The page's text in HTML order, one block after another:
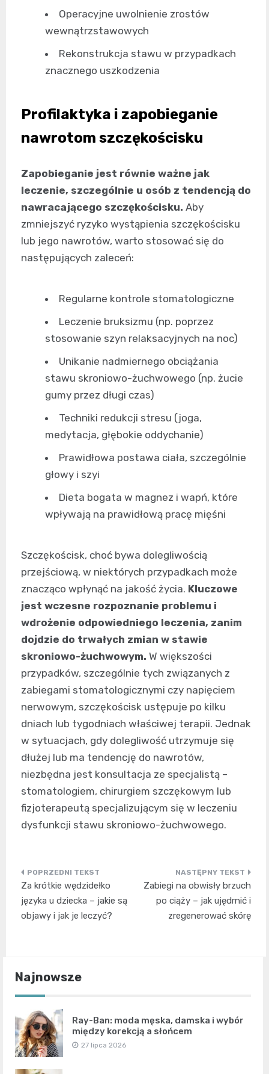
Operacyjne uwolnienie zrostów
wewnątrzstawowych
Rekonstrukcja stawu w przypadkach
znacznego uszkodzenia
Profilaktyka i zapobieganie
nawrotom szczękościsku
Zapobieganie jest równie ważne jak
leczenie, szczególnie u osób z tendencją do
nawracającego szczękościsku. Aby
zmniejszyć ryzyko wystąpienia szczękościsku
lub jego nawrotów, warto stosować się do
następujących zaleceń:
Regularne kontrole stomatologiczne
Leczenie bruksizmu (np. poprzez
stosowanie szyn relaksacyjnych na noc)
Unikanie nadmiernego obciążania
stawu skroniowo-żuchwowego (np. żucie
gumy przez długi czas)
Techniki redukcji stresu (joga,
medytacja, głębokie oddychanie)
Prawidłowa postawa ciała, szczególnie
głowy i szyi
Dieta bogata w magnez i wapń, które
wpływają na prawidłową pracę mięśni
Szczękościsk, choć bywa dolegliwością
przejściową, w niektórych przypadkach może
znacząco wpłynąć na jakość życia. Kluczowe
jest wczesne rozpoznanie problemu i
wdrożenie odpowiedniego leczenia, zanim
dojdzie do trwałych zmian w stawie
skroniowo-żuchwowym. W większości
przypadków, szczególnie tych związanych z
zabiegami stomatologicznymi czy napięciem
nerwowym, szczękościsk ustępuje po kilku
dniach lub tygodniach właściwej terapii. Jednak
w sytuacjach, gdy dolegliwość utrzymuje się
dłużej lub ma tendencję do nawrotów,
niezbędna jest konsultacja ze specjalistą –
stomatologiem, chirurgiem szczękowym lub
fizjoterapeutą specjalizującym się w leczeniu
dysfunkcji stawu skroniowo-żuchwowego.
Nawigacja
wpisu
Za krótkie wędzidełko
języka u dziecka – jakie są
objawy i jak je leczyć?
Zabiegi na obwisły brzuch
po ciąży – jak ujędrnić i
zregenerować skórę
Najnowsze
Ray-Ban: moda męska, damska i wybór
między korekcją a słońcem
27 lipca 2026